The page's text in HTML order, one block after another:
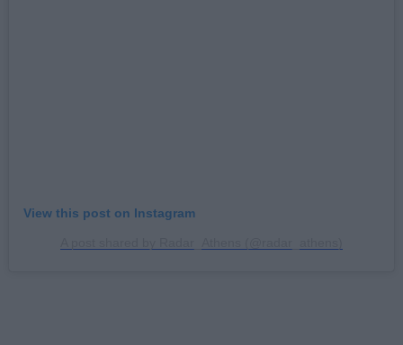
View this post on Instagram